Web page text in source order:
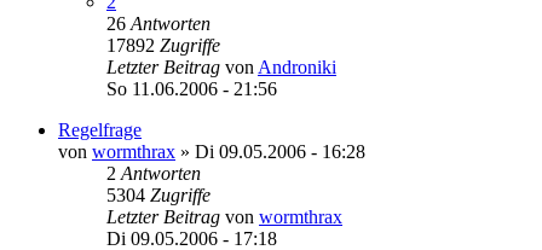
26 Antworten
17892 Zugriffe
Letzter Beitrag von Androniki
So 11.06.2006 - 21:56
Regelfrage
von wormthrax » Di 09.05.2006 - 16:28
2 Antworten
5304 Zugriffe
Letzter Beitrag von wormthrax
Di 09.05.2006 - 17:18